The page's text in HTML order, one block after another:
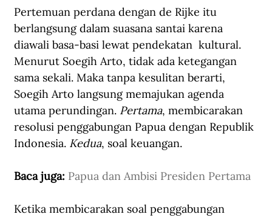
Pertemuan perdana dengan de Rijke itu
berlangsung dalam suasana santai karena
diawali basa-basi lewat pendekatan  kultural.
Menurut Soegih Arto, tidak ada ketegangan
sama sekali. Maka tanpa kesulitan berarti,
Soegih Arto langsung memajukan agenda
utama perundingan. Pertama, membicarakan
resolusi penggabungan Papua dengan Republik
Indonesia. Kedua, soal keuangan.
Baca juga: Papua dan Ambisi Presiden Pertama
Ketika membicarakan soal penggabungan